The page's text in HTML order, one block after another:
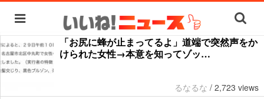
「お尻に蜂が止まってるよ」道端で突然声をか
けられた女性→本意を知ってゾッ…
るなるな / 2,723 views